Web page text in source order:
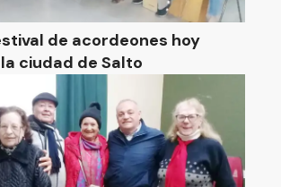
de acordeones hoy
ciudad de Salto